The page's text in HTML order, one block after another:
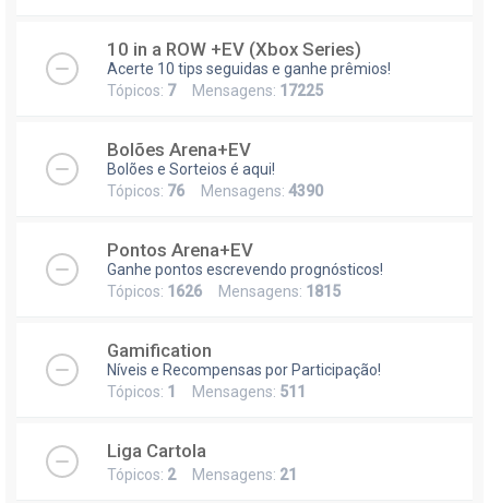
10 in a ROW +EV (Xbox Series)
Acerte 10 tips seguidas e ganhe prêmios!
Tópicos: 7Mensagens: 17225
Bolões Arena+EV
Bolões e Sorteios é aqui!
Tópicos: 76 Mensagens: 4390
Pontos Arena+EV
Ganhe pontos escrevendo prognósticos!
Tópicos: 1626 Mensagens: 1815
Gamification
Níveis e Recompensas por Participação!
Tópicos: 1 Mensagens: 511
Liga Cartola
Tópicos: 2Mensagens: 21